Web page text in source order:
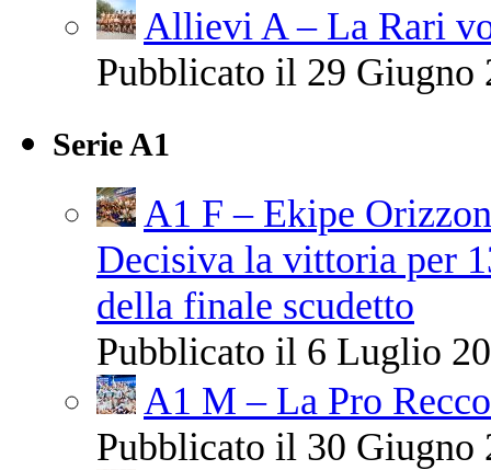
Allievi A – La Rari
Pubblicato il 29 Giugno
Serie A1
A1 F – Ekipe
Decisiva la vittoria per
della finale scudetto
Pubblicato il 6 Luglio
A1 M – La Pro
Pubblicato il 30 Giugno